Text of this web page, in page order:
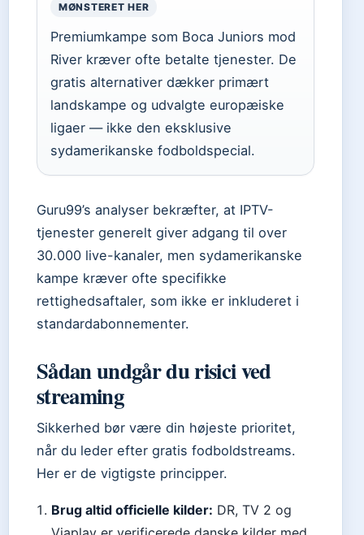
MØNSTERET HER
Premiumkampe som Boca Juniors mod
River kræver ofte betalte tjenester. De
gratis alternativer dækker primært
landskampe og udvalgte europæiske
ligaer — ikke den eksklusive
sydamerikanske fodboldspecial.
Guru99’s analyser bekræfter, at IPTV-
tjenester generelt giver adgang til over
30.000 live-kanaler, men sydamerikanske
kampe kræver ofte specifikke
rettighedsaftaler, som ikke er inkluderet i
standardabonnementer.
Sådan undgår du risici ved
streaming
Sikkerhed bør være din højeste prioritet,
når du leder efter gratis fodboldstreams.
Her er de vigtigste principper.
Brug altid officielle kilder: DR, TV 2 og